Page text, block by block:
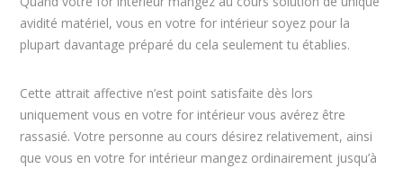
avidité matériel, vous en votre for intérieur soyez pour la
plupart davantage préparé du cela seulement tu établies.
Cette attrait affective n’est point satisfaite dès lors
uniquement vous en votre for intérieur vous avérez être
rassasié. Votre personne au cours désirez relativement, ainsi
que vous en votre for intérieur mangez ordinairement jusqu’à